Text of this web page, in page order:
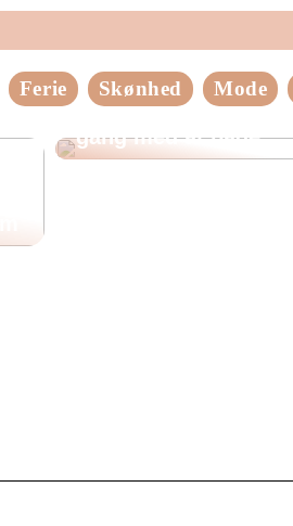
Ferie Skønhed Mode
gang med at bage